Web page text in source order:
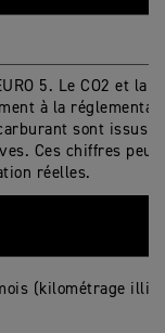
5. Le CO2 et la
à la
sont issus
Ces chiffres
réelles.
(kilométrage